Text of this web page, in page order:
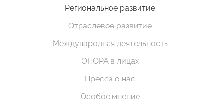
Региональное развитие
Отраслевое развитие
Международная деятельность
ОПОРА в лицах
Пресса о нас
Особое мнение